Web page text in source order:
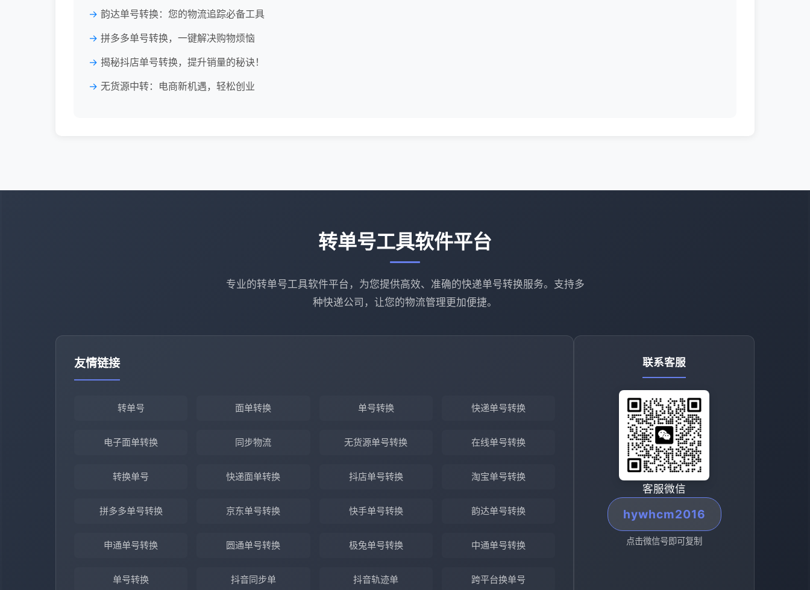
韵达单号转换：您的物流追踪必备工具
拼多多单号转换，一键解决购物烦恼
揭秘抖店单号转换，提升销量的秘诀！
无货源中转：电商新机遇，轻松创业
转单号工具软件平台
专业的转单号工具软件平台，为您提供高效、准确的快递单号转换服务。支持多
种快递公司，让您的物流管理更加便捷。
友情链接
转单号 面单转换 单号转换 快递单号转换
电子面单转换 同步物流 无货源单号转换 在线单号转换
转换单号 快递面单转换 抖店单号转换 淘宝单号转换
拼多多单号转换 京东单号转换 快手单号转换 韵达单号转换
申通单号转换 圆通单号转换 极兔单号转换 中通单号转换
单号转换 抖音同步单 抖音轨迹单 跨平台换单号
联系客服
客服微信
hywhcm2016
点击微信号即可复制